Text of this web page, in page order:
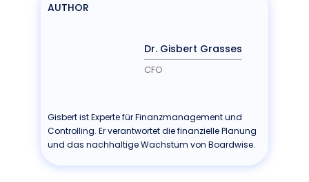
AUTHOR
Dr. Gisbert Grasses
CFO
Gisbert ist Experte für Finanzmanagement und
Controlling. Er verantwortet die finanzielle Planung
und das nachhaltige Wachstum von Boardwise.